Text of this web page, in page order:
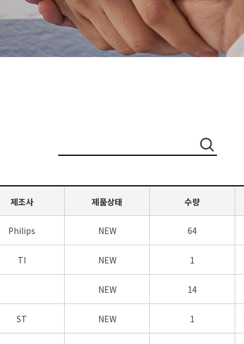
제조사 제품상태 수량
Philips NEW 64
TI NEW 1
NEW 14
ST NEW 1